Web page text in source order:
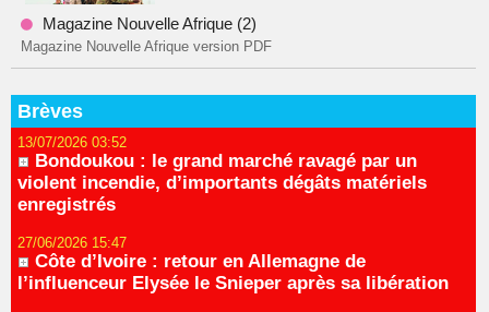
Magazine Nouvelle Afrique (2)
Magazine Nouvelle Afrique version PDF
Brèves
13/07/2026 03:52
Bondoukou : le grand marché ravagé par un
violent incendie, d’importants dégâts matériels
enregistrés
27/06/2026 15:47
Côte d’Ivoire : retour en Allemagne de
l’influenceur Elysée le Snieper après sa libération